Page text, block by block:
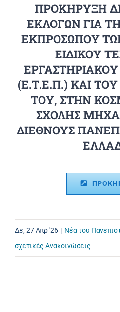
ΠΡΟΚΗΡΥΞΗ
ΕΚΛΟΓΩΝ ΓΙΑ
ΕΚΠΡΟΣΩΠΟΥ
ΕΙΔΙΚΟΥ
(Ε.Τ.Ε.Π.) ΚΑΙ
ΤΟΥ, ΣΤΗΝ
ΣΧΟΛΗΣ
ΔΙΕΘΝΟΥΣ
Δε, 27 Απρ '26 | Νέα του
σχετικές Ανακοινώσεις